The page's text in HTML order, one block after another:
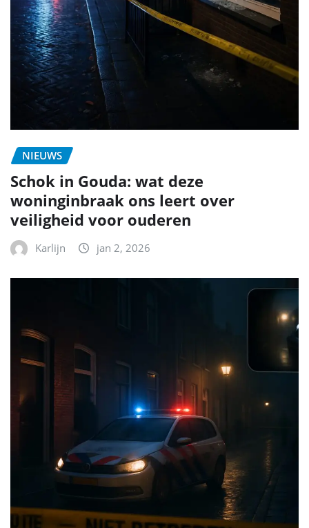
NIEUWS
Schok in Gouda: wat deze
woninginbraak ons leert over
veiligheid voor ouderen
Karlijn jan 2, 2026